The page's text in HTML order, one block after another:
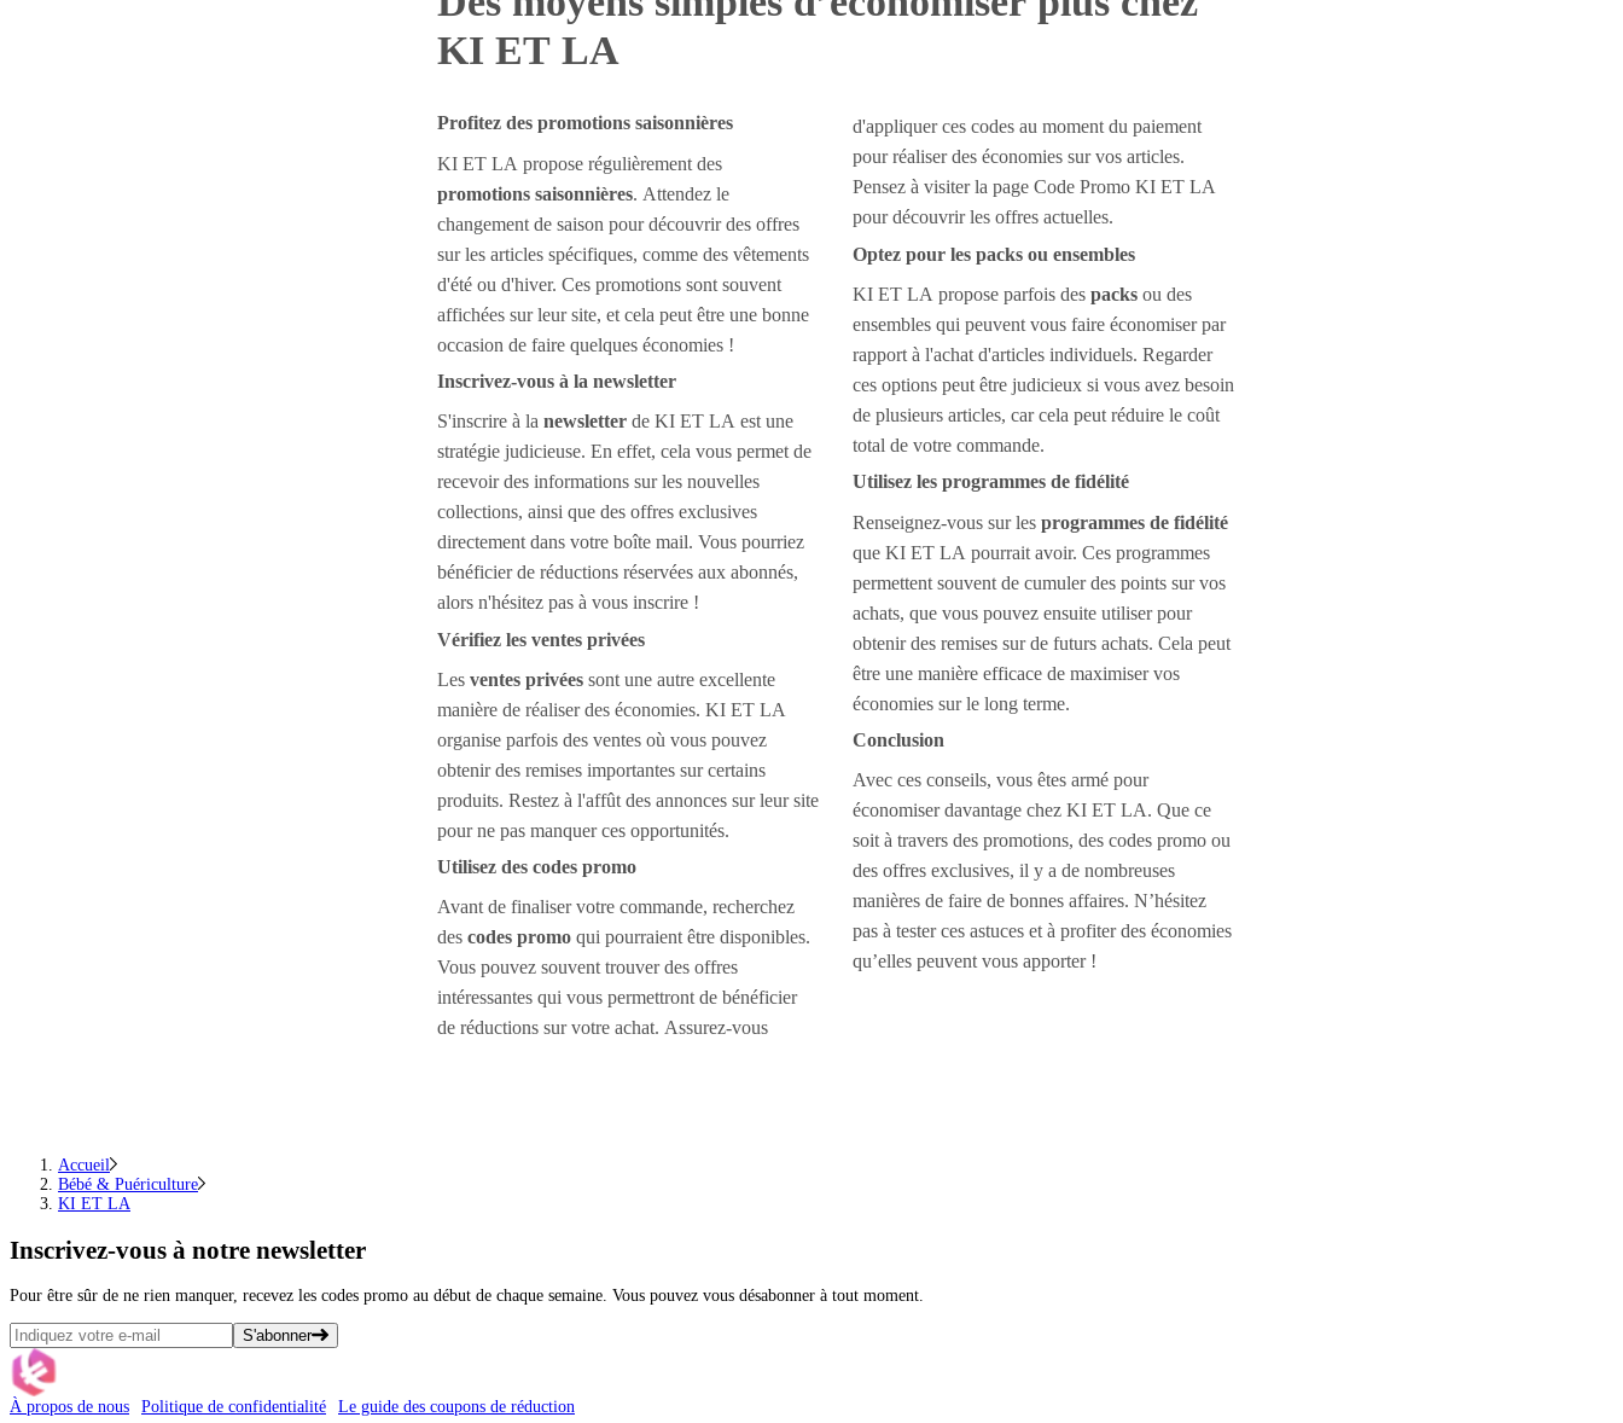
KI ET LA
Profitez des promotions saisonnières
KI ET LA propose régulièrement des
promotions saisonnières. Attendez le
changement de saison pour découvrir des offres
sur les articles spécifiques, comme des vêtements
d'été ou d'hiver. Ces promotions sont souvent
affichées sur leur site, et cela peut être une bonne
occasion de faire quelques économies !
Inscrivez-vous à la newsletter
S'inscrire à la newsletter de KI ET LA est une
stratégie judicieuse. En effet, cela vous permet de
recevoir des informations sur les nouvelles
collections, ainsi que des offres exclusives
directement dans votre boîte mail. Vous pourriez
bénéficier de réductions réservées aux abonnés,
alors n'hésitez pas à vous inscrire !
Vérifiez les ventes privées
Les ventes privées sont une autre excellente
manière de réaliser des économies. KI ET LA
organise parfois des ventes où vous pouvez
obtenir des remises importantes sur certains
produits. Restez à l'affût des annonces sur leur site
pour ne pas manquer ces opportunités.
Utilisez des codes promo
Avant de finaliser votre commande, recherchez
des codes promo qui pourraient être disponibles.
Vous pouvez souvent trouver des offres
intéressantes qui vous permettront de bénéficier
de réductions sur votre achat. Assurez-vous
d'appliquer ces codes au moment du paiement
pour réaliser des économies sur vos articles.
Pensez à visiter la page Code Promo KI ET LA
pour découvrir les offres actuelles.
Optez pour les packs ou ensembles
KI ET LA propose parfois des packs ou des
ensembles qui peuvent vous faire économiser par
rapport à l'achat d'articles individuels. Regarder
ces options peut être judicieux si vous avez besoin
de plusieurs articles, car cela peut réduire le coût
total de votre commande.
Utilisez les programmes de fidélité
Renseignez-vous sur les programmes de fidélité
que KI ET LA pourrait avoir. Ces programmes
permettent souvent de cumuler des points sur vos
achats, que vous pouvez ensuite utiliser pour
obtenir des remises sur de futurs achats. Cela peut
être une manière efficace de maximiser vos
économies sur le long terme.
Conclusion
Avec ces conseils, vous êtes armé pour
économiser davantage chez KI ET LA. Que ce
soit à travers des promotions, des codes promo ou
des offres exclusives, il y a de nombreuses
manières de faire de bonnes affaires. N’hésitez
pas à tester ces astuces et à profiter des économies
qu’elles peuvent vous apporter !
Accueil
Bébé & Puériculture
KI ET LA
Inscrivez-vous à notre newsletter
Pour être sûr de ne rien manquer, recevez les codes promo au début de chaque semaine. Vous pouvez vous désabonner à tout moment.
S'abonner
À propos de nous Politique de confidentialité Le guide des coupons de réduction